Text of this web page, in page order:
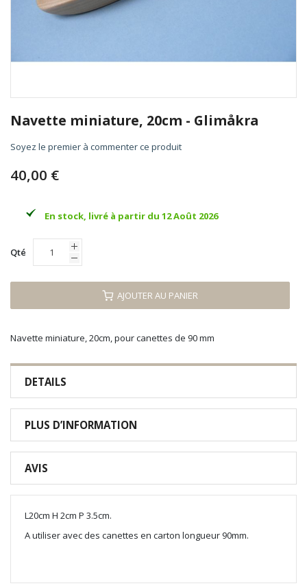
to
the
beginning
the
images
Navette miniature, 20cm - Glimåkra
Soyez le premier à commenter ce produit
40,00 €
En stock, livré à partir du 12 Août 2026
Qté
AJOUTER AU PANIER
Navette miniature, 20cm, pour canettes de 90 mm
DETAILS
PLUS D’INFORMATION
AVIS
L20cm H 2cm P 3.5cm.
A utiliser avec des canettes en carton longueur 90mm.